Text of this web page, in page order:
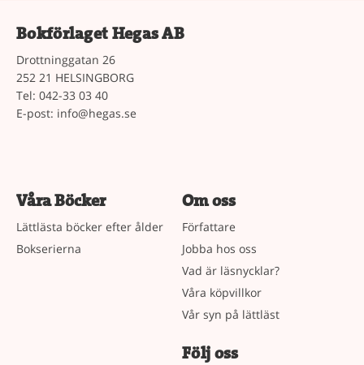
Bokförlaget Hegas AB
Drottninggatan 26
252 21 HELSINGBORG
Tel: 042-33 03 40
E-post: info@hegas.se
Våra Böcker
Lättlästa böcker efter ålder
Bokserierna
Om oss
Författare
Jobba hos oss
Vad är läsnycklar?
Våra köpvillkor
Vår syn på lättläst
Följ oss